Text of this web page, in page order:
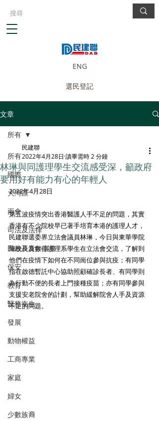
ENG
選民登記
文章
所有
國際
大灣區
兩會
司法及法律
民政及青年事務
保安
教育
醫務衛生
發展
動物權益
工商專業
家庭
婦女
少數族裔
所有
林琳與同護理學生交流感受深，籲政府
要用好有能力有心的年輕人
民建聯
2022年4月28日 讀畢需時 2 分鐘
2022年4月28日
第五波疫情突出香港醫護人手不足的問題，其實
香港有不少院校早已著手培育本港的護理人才，
民建聯選委界立法會議員林琳，今日與東華學院
陳校長及數位護理系學生在立法會交流，了解到
他們在疫情下如何在不同崗位參與抗疫；有同學
指在啟德暫託中心協助照顧確診長者、有同學則
為行動不便的長者上門接種疫苗；亦有同學參與
支援安老院舍的計劃，幫助緩解院舍人手及資源
不足的問題。